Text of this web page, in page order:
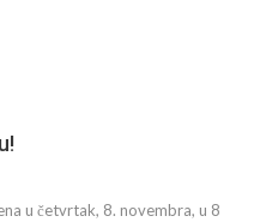
u četvrtak, 8. novembra, u 8